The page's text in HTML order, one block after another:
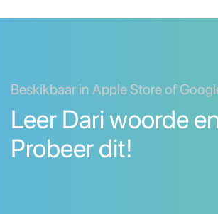
Beskikbaar in Apple Store of
Leer Dari woorde
Probeer dit!